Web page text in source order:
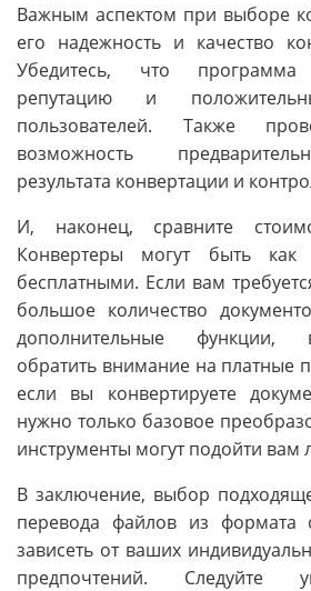
Важным аспектом при выборе
его надежность и качество
Убедитесь, что
репутацию и
пользователей. Также
возможность
результата конвертации и
И, наконец, сравните
Конвертеры могут быть
бесплатными. Если вам
большое количество
дополнительные функции,
обратить внимание на платные
если вы конвертируете
нужно только базовое
инструменты могут подойти вам
В заключение, выбор
перевода файлов из
зависеть от ваших
предпочтений. Следуйте